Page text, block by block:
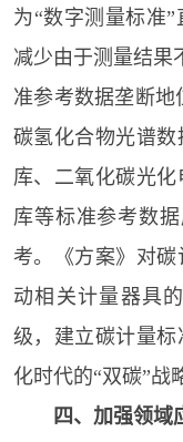
为“数字测量标准
减少由于测量结果
准参考数据垄断地
碳氢化合物光谱
库、二氧化碳光
库等标准参考数
考。《方案》对
动相关计量器具
级，建立碳计量
化时代的“双碳”战
四、加强领域应